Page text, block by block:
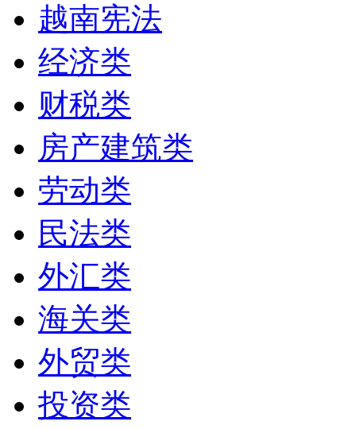
越南宪法
经济类
财税类
房产建筑类
劳动类
民法类
外汇类
海关类
外贸类
投资类